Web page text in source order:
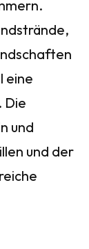
eine
Die
und
und der